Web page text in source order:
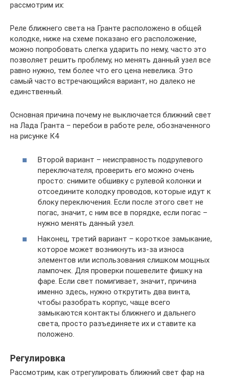
рассмотрим их:
Реле ближнего света на Гранте расположено в общей
колодке, ниже на схеме показано его расположение,
можно попробовать слегка ударить по нему, часто это
позволяет решить проблему, но менять данный узел все
равно нужно, тем более что его цена невелика. Это
самый часто встречающийся вариант, но далеко не
единственный.
Основная причина почему не выключается ближний свет
на Лада Гранта – перебои в работе реле, обозначенного
на рисунке К4
Второй вариант – неисправность подрулевого
переключателя, проверить его можно очень
просто: снимите обшивку с рулевой колонки и
отсоедините колодку проводов, которые идут к
блоку переключения. Если после этого свет не
погас, значит, с ним все в порядке, если погас –
нужно менять данный узел.
Наконец, третий вариант – короткое замыкание,
которое может возникнуть из-за износа
элементов или использования слишком мощных
лампочек. Для проверки пошевелите фишку на
фаре. Если свет помигивает, значит, причина
именно здесь, нужно открутить два винта,
чтобы разобрать корпус, чаще всего
замыкаются контакты ближнего и дальнего
света, просто разъединяете их и ставите ка
положено.
Регулировка
Рассмотрим, как отрегулировать ближний свет фар на